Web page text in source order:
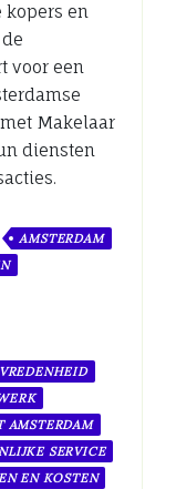
kopers en
voor een
Makelaar
diensten
AMSTERDAM
AMSTERDAM
SERVICE
EN KOSTEN